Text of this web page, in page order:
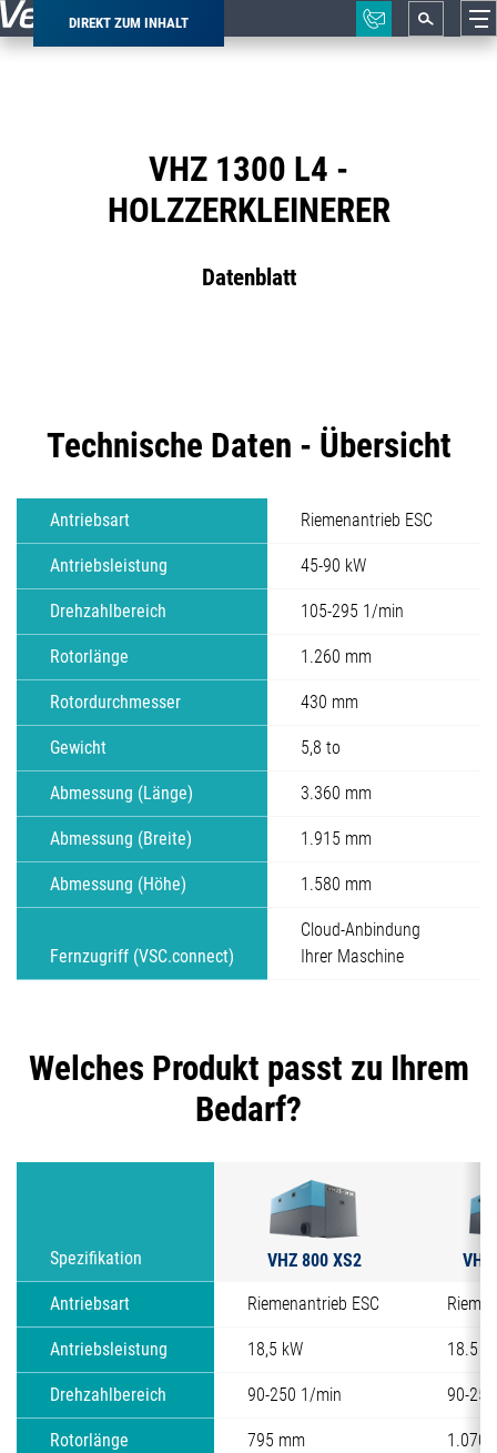
DIREKT ZUM INHALT
Pfadnavigation
VHZ 1300 L4 -
HOLZZERKLEINERER
Datenblatt
Technische Daten - Übersicht
Antriebsart Riemenantrieb ESC
Antriebsleistung 45-90 kW
Drehzahlbereich 105-295 1/min
Rotorlänge 1.260 mm
Rotordurchmesser 430 mm
Gewicht 5,8 to
Abmessung (Länge) 3.360 mm
Abmessung (Breite) 1.915 mm
Abmessung (Höhe) 1.580 mm
Fernzugriff (VSC.connect)
Cloud-Anbindung
Ihrer Maschine
Welches Produkt passt zu Ihrem
Bedarf?
Spezifikation VHZ 800 XS2
Antriebsart Riemenantrieb ESC
Antriebsleistung 18,5 kW 18.5 -
Drehzahlbereich 90-250 1/min 90-
Rotorlänge 795 mm 1.070